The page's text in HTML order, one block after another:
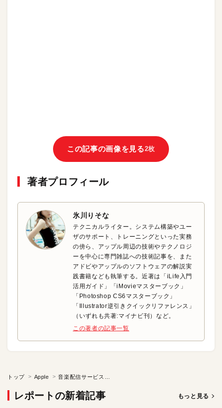
この記事の画像を見る2枚
著者プロフィール
氷川りそな
テクニカルライター。システム構築やユー
ザのサポート、トレーニングといった実務
の傍ら、アップル周辺の技術やテクノロジ
ーを中心に専門雑誌への技術記事を、また
アドビやアップルのソフトウェアの解説実
践書籍なども執筆する。近著は「iLife入門
活用ガイド」「iMovieマスターブック」
「Photoshop CS6マスターブック」
「Illustrator逆引きクイックリファレンス」
（いずれも共著:マイナビ刊）など。
この著者の記事一覧
トップ Apple
レポートの新着記事 もっと見る